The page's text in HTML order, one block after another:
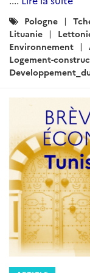
ARTICLE
Brèves
de Libye -
2026
Rédigé par : DG
La prévision de